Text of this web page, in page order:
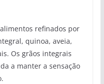
refinados por
quinoa, aveia,
Os grãos integrais
a manter a sensação